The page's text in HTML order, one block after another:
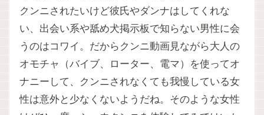
クンニされたいけど彼氏やダンナはしてくれな
い、出会い系や舐め犬掲示板で知らない男性に会
うのはコワイ。だからクンニ動画見ながら大人の
オモチャ（バイブ、ローター、電マ）を使ってオ
ナニーして、クンニされなくても我慢している女
性は意外と少なくないようだね。そのような女性